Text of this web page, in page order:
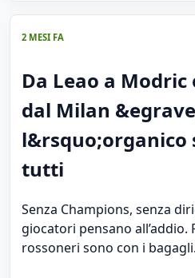
2 MESI FA
Da Leao a
dal Milan
l&rsquo;organico
tutti
Senza Champions, senza
giocatori pensano
rossoneri sono con i